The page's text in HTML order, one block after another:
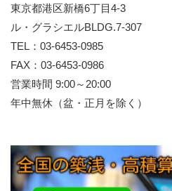
東京都港区新橋6丁目4-3
ル・グラシエルBLDG.7-307
TEL：03-6453-0985
FAX：03-6453-0986
営業時間 9:00～20:00
年中無休（盆・正月を除く）